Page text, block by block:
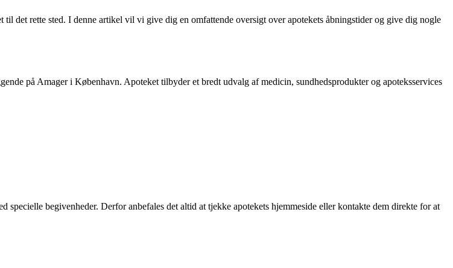
det rette sted. I denne artikel vil vi give dig en omfattende oversigt over apotekets åbningstider og give dig nogle
på Amager i København. Apoteket tilbyder et bredt udvalg af medicin, sundhedsprodukter og apoteksservices
begivenheder. Derfor anbefales det altid at tjekke apotekets hjemmeside eller kontakte dem direkte for at